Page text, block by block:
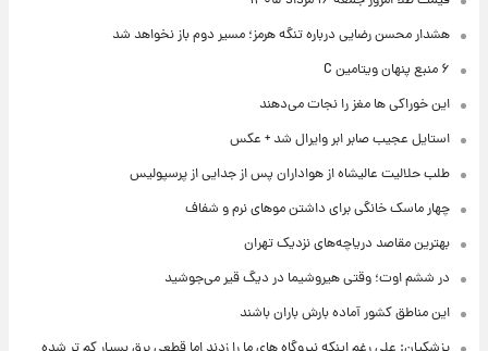
هشدار محسن رضایی درباره تنگه هرمز؛ مسیر دوم باز نخواهد شد
۶ منبع پنهان ویتامین C
این خوراکی ها مغز را نجات می‌دهند
استایل عجیب صابر ابر وایرال شد + عکس
طلب حلالیت عالیشاه از هواداران پس از جدایی از پرسپولیس
چهار ماسک خانگی برای داشتن موهای نرم و شفاف
بهترین مقاصد دریاچه‌های نزدیک تهران
در ششم اوت؛ وقتی هیروشیما در دیگ قیر می‌جوشید
این مناطق کشور آماده بارش باران باشند